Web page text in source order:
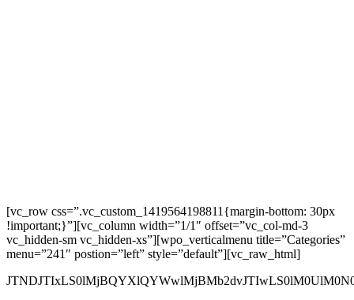
[vc_row css=”.vc_custom_1419564198811{margin-bottom: 30px
!important;}”][vc_column width=”1/1″ offset=”vc_col-md-3
vc_hidden-sm vc_hidden-xs”][wpo_verticalmenu title=”Categories”
menu=”241″ postion=”left” style=”default”][vc_raw_html]